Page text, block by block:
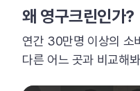
왜 영구크린인가?
연간 30만명 이상의 소
다른 어느 곳과 비교해